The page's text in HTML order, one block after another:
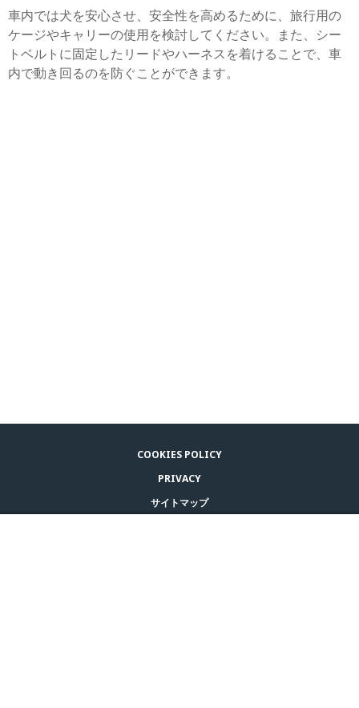
車内では犬を安心させ、安全性を高めるために、旅行用の
ケージやキャリーの使用を検討してください。また、シー
トベルトに固定したリードやハーネスを着けることで、車
内で動き回るのを防ぐことができます。
COOKIES POLICY
PRIVACY
サイトマップ